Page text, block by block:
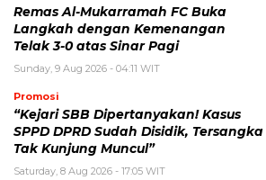
Remas Al-Mukarramah FC Buka
Langkah dengan Kemenangan
Telak 3-0 atas Sinar Pagi
Sunday, 9 Aug 2026 - 04:11 WIT
Promosi
“Kejari SBB Dipertanyakan! Kasus
SPPD DPRD Sudah Disidik, Tersangka
Tak Kunjung Muncul”
Saturday, 8 Aug 2026 - 17:05 WIT